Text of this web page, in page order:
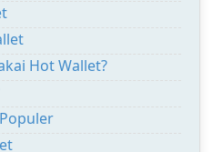
Hot Wallet?